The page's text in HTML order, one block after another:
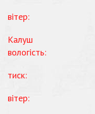
вітер:
Калуш
вологість:
тиск:
вітер: